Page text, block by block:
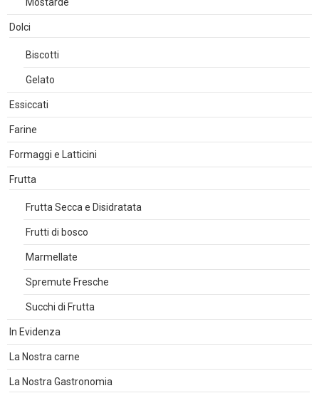
Dolci
Biscotti
Gelato
Essiccati
Farine
Formaggi e Latticini
Frutta
Frutta Secca e Disidratata
Frutti di bosco
Marmellate
Spremute Fresche
Succhi di Frutta
In Evidenza
La Nostra carne
La Nostra Gastronomia